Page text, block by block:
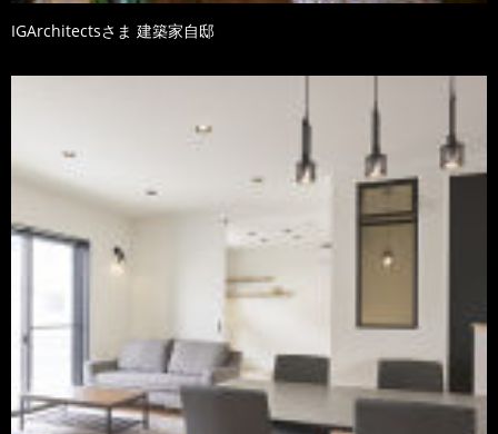
IGArchitectsさま 建築家自邸